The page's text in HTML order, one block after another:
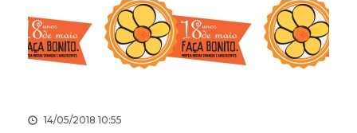
14/05/2018 10:55